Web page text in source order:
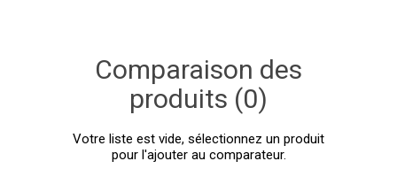
Comparaison des
produits (0)
Votre liste est vide, sélectionnez un produit
pour l'ajouter au comparateur.